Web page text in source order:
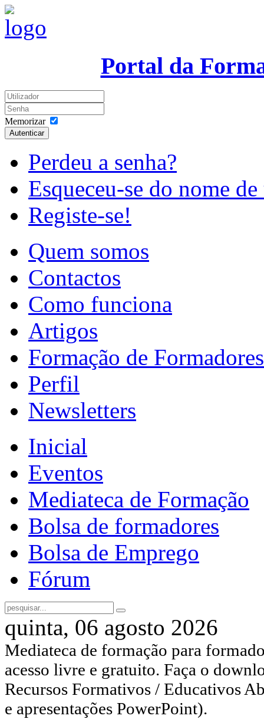
Portal da
Memorizar
Autenticar
Perdeu a senha?
Esqueceu-se do nome
Registe-se!
Quem somos
Contactos
Como funciona
Artigos
Formação de Formadores
Perfil
Newsletters
Inicial
Eventos
Mediateca de Formação
Bolsa de formadores
Bolsa de Emprego
Fórum
quinta, 06 agosto 2026
Mediateca de formação para
acesso livre e gratuito. Faça o
Recursos Formativos / Educativos
e apresentações PowerPoint).